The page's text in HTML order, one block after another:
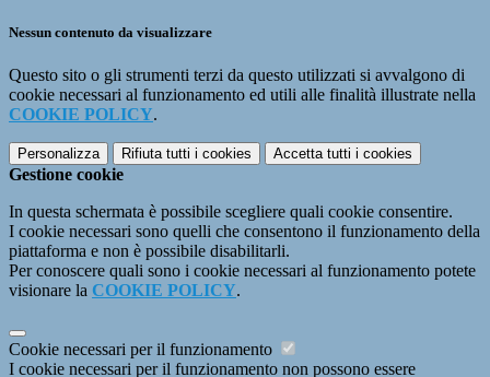
Nessun contenuto da visualizzare
Questo sito o gli strumenti terzi da questo utilizzati si avvalgono di
cookie necessari al funzionamento ed utili alle finalità illustrate nella
COOKIE POLICY.
Personalizza Rifiuta tutti i cookies Accetta tutti i cookies
Gestione cookie
In questa schermata è possibile scegliere quali cookie consentire.
I cookie necessari sono quelli che consentono il funzionamento della
piattaforma e non è possibile disabilitarli.
Per conoscere quali sono i cookie necessari al funzionamento potete
visionare la COOKIE POLICY.
Cookie necessari per il funzionamento
I cookie necessari per il funzionamento non possono essere